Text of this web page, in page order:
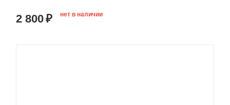
2 800₽ нет в наличии